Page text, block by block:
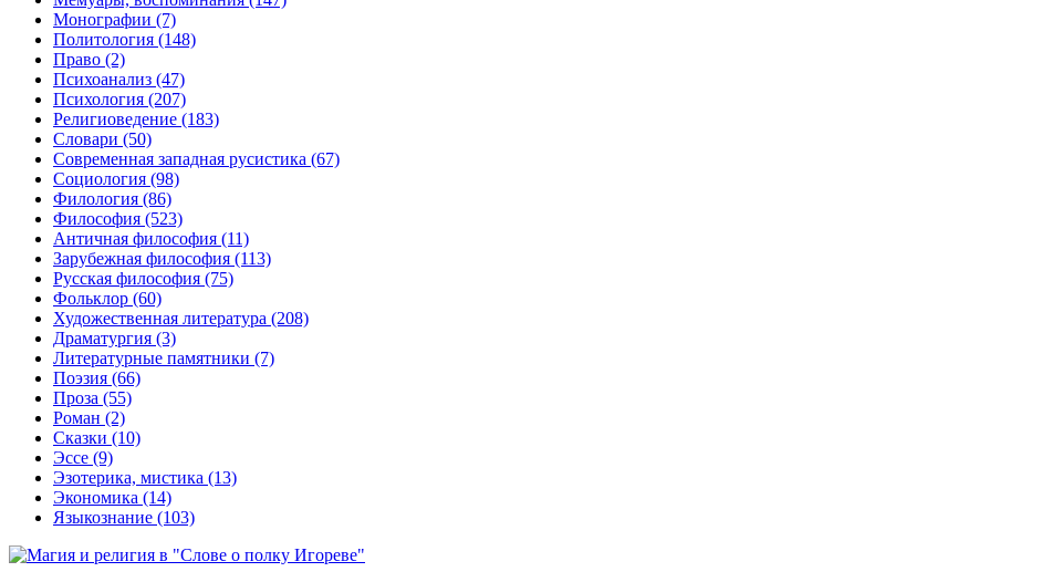
Монографии (7)
Политология (148)
Право (2)
Психоанализ (47)
Психология (207)
Религиоведение (183)
Словари (50)
Современная западная русистика (67)
Социология (98)
Филология (86)
Философия (523)
Античная философия (11)
Зарубежная философия (113)
Русская философия (75)
Фольклор (60)
Художественная литература (208)
Драматургия (3)
Литературные памятники (7)
Поэзия (66)
Проза (55)
Роман (2)
Сказки (10)
Эссе (9)
Эзотерика, мистика (13)
Экономика (14)
Языкознание (103)